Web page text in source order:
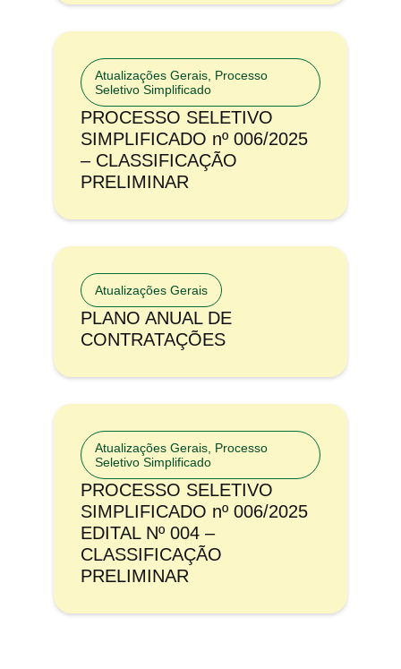
Atualizações Gerais Processo
Seletivo Simplificado
PROCESSO SELETIVO
SIMPLIFICADO nº 006/2025
– CLASSIFICAÇÃO
PRELIMINAR
Atualizações Gerais
PLANO ANUAL DE
CONTRATAÇÕES
Atualizações Gerais Processo
Seletivo Simplificado
PROCESSO SELETIVO
SIMPLIFICADO nº 006/2025
EDITAL Nº 004 –
CLASSIFICAÇÃO
PRELIMINAR